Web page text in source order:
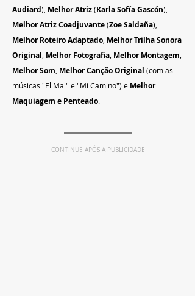
Audiard), Melhor Atriz (Karla Sofía Gascón),
Melhor Atriz Coadjuvante (Zoe Saldaña),
Melhor Roteiro Adaptado Melhor Trilha Sonora
Original Melhor Fotografia Melhor Montagem
Melhor Som Melhor Canção Original (com as
músicas "El Mal" e "Mi Camino") e Melhor
Maquiagem e Penteado.
CONTINUE APÓS A PUBLICIDADE